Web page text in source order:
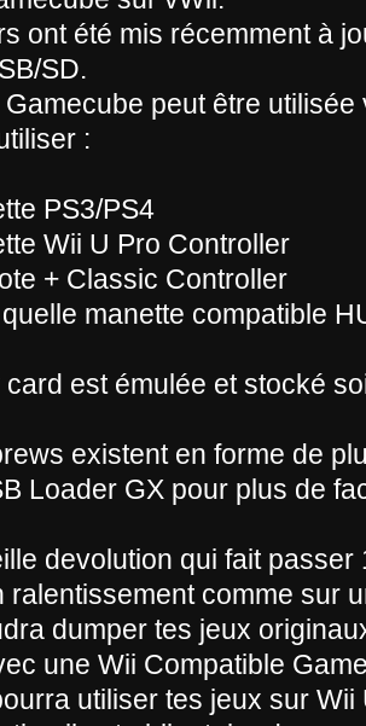
ont été mis récemment à
SD.
peut être
:
PS3/PS4
Wii U Pro Controller
+ Classic Controller
manette compatible
est émulée et stocké
existent en forme de
Loader GX pour plus de
devolution qui fait
ralentissement comme sur
dumper tes jeux
une Wii Compatible
utiliser tes jeux sur Wii